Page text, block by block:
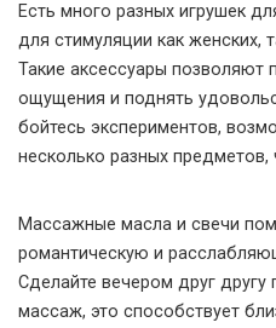
Есть много разных игрушек
для стимуляции как женских,
Такие аксессуары позволяют
ощущения и поднять
бойтесь экспериментов,
несколько разных предметов,
Массажные масла и свечи
романтическую и
Сделайте вечером друг другу
массаж, это способствует